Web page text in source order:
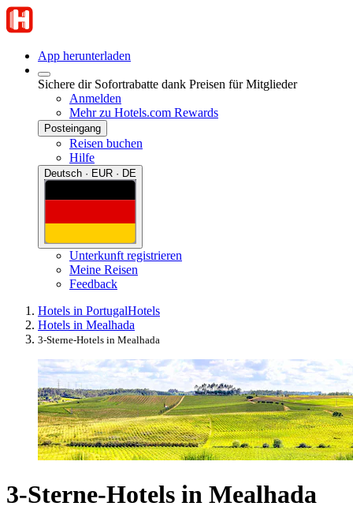
App herunterladen
Sichere dir Sofortrabatte dank Preisen für Mitglieder
Anmelden
Mehr zu Hotels.com Rewards
Posteingang
Reisen buchen
Hilfe
Deutsch · EUR · DE
Unterkunft registrieren
Meine Reisen
Feedback
Hotels in PortugalHotels
Hotels in Mealhada
3-Sterne-Hotels in Mealhada
3-Sterne-Hotels in Mealhada